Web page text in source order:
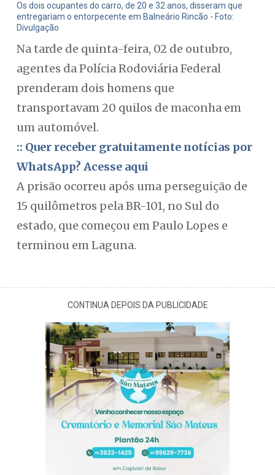
Os dois ocupantes do carro, de 20 e 32 anos, disseram que
entregariam o entorpecente em Balneário Rincão - Foto:
Divulgação
Na tarde de quinta-feira, 02 de outubro,
agentes da Polícia Rodoviária Federal
prenderam dois homens que
transportavam 20 quilos de maconha em
um automóvel.
:: Quer receber gratuitamente notícias por
WhatsApp? Acesse aqui
A prisão ocorreu após uma perseguição de
15 quilômetros pela BR-101, no Sul do
estado, que começou em Paulo Lopes e
terminou em Laguna.
CONTINUA DEPOIS DA PUBLICIDADE